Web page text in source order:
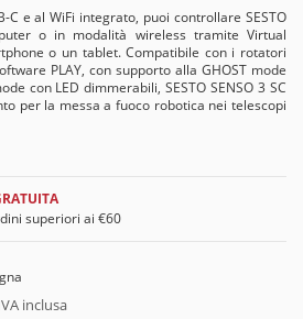
C e al WiFi integrato, puoi controllare SESTO
o in modalità wireless tramite Virtual
o un tablet. Compatibile con i rotatori
PLAY, con supporto alla GHOST mode
con LED dimmerabili, SESTO SENSO 3 SC
per la messa a fuoco robotica nei telescopi
superiori ai €60
inclusa